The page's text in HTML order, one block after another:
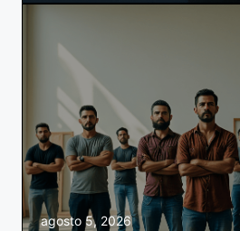
agosto 5, 2026